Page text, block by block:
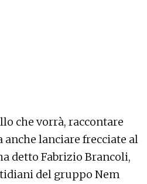
che vorrà, raccontare
anche lanciare frecciate al
detto Fabrizio Brancoli,
del gruppo Nem